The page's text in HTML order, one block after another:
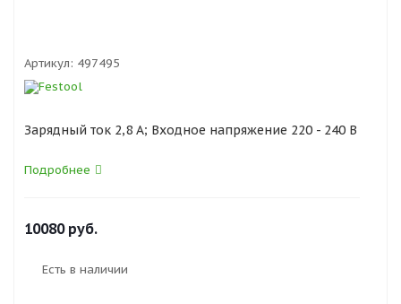
Артикул: 497495
Зарядный ток 2,8 A; Входное напряжение 220 - 240 В
Подробнее
10080руб.
Есть в наличии